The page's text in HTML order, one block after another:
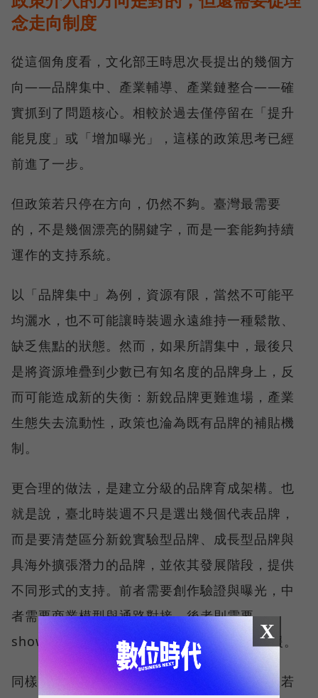
念走向制度
從這個角度看，文化部王時思次長提出的幾個方
向——品牌集中、產業輔導、產業鏈整合——確
實抓到了問題核心。相較於過去僅停留在「提升
能見度」或「增加曝光」，這樣的政策思考已經
前進了一步。
但政策若只停在方向，仍然不夠。臺灣最需要
的，不是幾個漂亮的關鍵字，而是一套能夠持續
運作的支持系統。
以「品牌集中」為例，資源有限，當然不可能平
均灑水，也不可能讓時裝週永遠維持一種鬆散、
缺乏焦點的狀態。然而，如果所謂集中，最後只
是將資源堆疊到少數已有知名度的品牌身上，反
而可能造成新的失衡：新銳品牌更難進場，產業
生態失去流動性，政策也淪為既有品牌的補貼機
制。
更合理的做法，是建立分級的品牌育成架構。也
就是說，臺北時裝週不只是選出幾個代表品牌，
而是要清楚區分新銳實驗型品牌、成長型品牌與
具海外擴張潛力的品牌，並依其發展階段，提供
不同形式的支持。前者需要創作驗證與曝光，中
者需要商業模型與通路對接，後者則需要
showroom、國際媒體與跨境市場的實質支援。
同樣地，「把脈式輔導」的方向也沒有錯，但若
X